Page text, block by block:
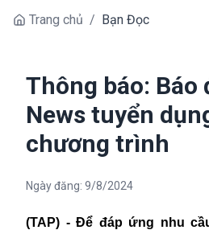
Trang chủ / Bạn Đọc
Thông báo: Báo
News tuyển
chương trình
Ngày đăng: 9/8/2024
(TAP) - Để đáp ứng nhu